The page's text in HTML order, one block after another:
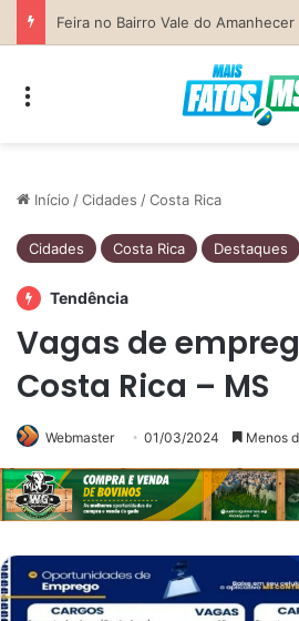
Início /Cidades /Costa Rica
Cidades Costa Rica Destaques
Tendência
Vagas de
Costa Rica – MS
Webmaster 01/03/2024 Menos